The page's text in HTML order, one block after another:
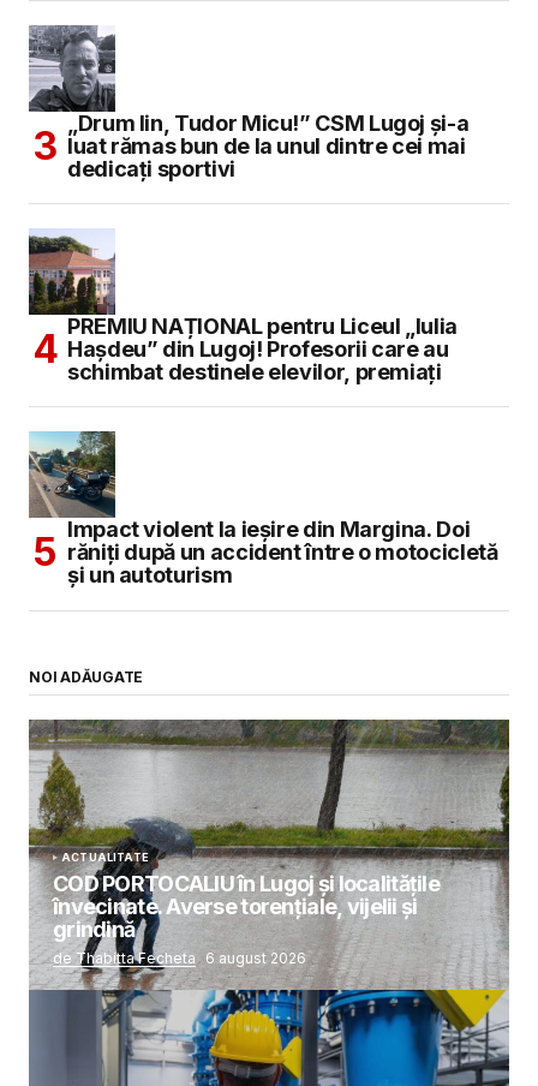
„Drum lin, Tudor Micu!” CSM Lugoj și-a
luat rămas bun de la unul dintre cei mai
dedicați sportivi
PREMIU NAȚIONAL pentru Liceul „Iulia
Hașdeu” din Lugoj! Profesorii care au
schimbat destinele elevilor, premiați
Impact violent la ieșire din Margina. Doi
răniți după un accident între o motocicletă
și un autoturism
NOI ADĂUGATE
ACTUALITATE
COD PORTOCALIU în Lugoj și localitățile
învecinate. Averse torențiale, vijelii și
grindină
de Thabitta Fecheta 6 august 2026